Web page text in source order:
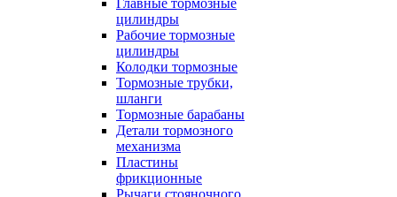
Главные тормозные
цилиндры
Рабочие тормозные
цилиндры
Колодки тормозные
Тормозные трубки,
шланги
Тормозные барабаны
Детали тормозного
механизма
Пластины
фрикционные
Рычаги стояночного